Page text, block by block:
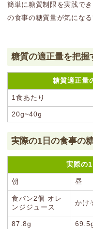
簡単に糖質制限を実践で
の食事の糖質量が気にな
糖質の適正量を把握
糖質適正量
1食あたり
20g~40g
実際の1日の食事の
実際の
朝 昼
食パン2個 オレ
ンジジュース
かけ
87.8g